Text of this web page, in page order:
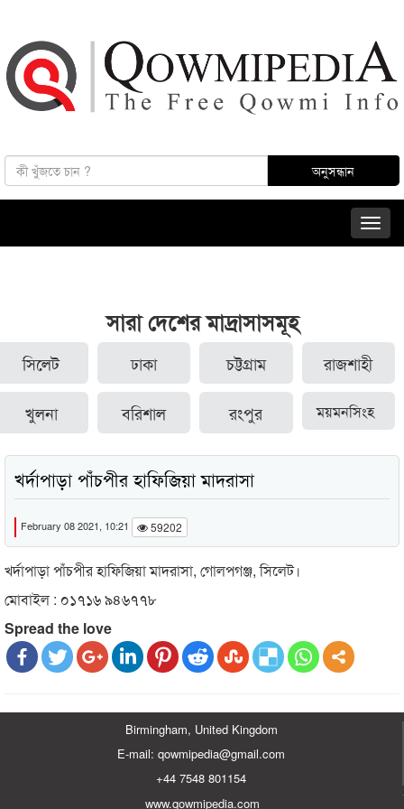
সারা দেশের মাদ্রাসাসমূহ
সিলেট ঢাকা চট্টগ্রাম রাজশাহী
খুলনা বরিশাল রংপুর ময়মনসিংহ
খর্দাপাড়া পাঁচপীর হাফিজিয়া মাদরাসা
February 08 2021, 10:21 59202
খর্দাপাড়া পাঁচপীর হাফিজিয়া মাদরাসা, গোলপগঞ্জ, সিলেট।
মোবাইল : ০১৭১৬ ৯৪৬৭৭৮
Spread the love
Birmingham, United Kingdom
E-mail: qowmipedia@gmail.com
+44 7548 801154
www.qowmipedia.com